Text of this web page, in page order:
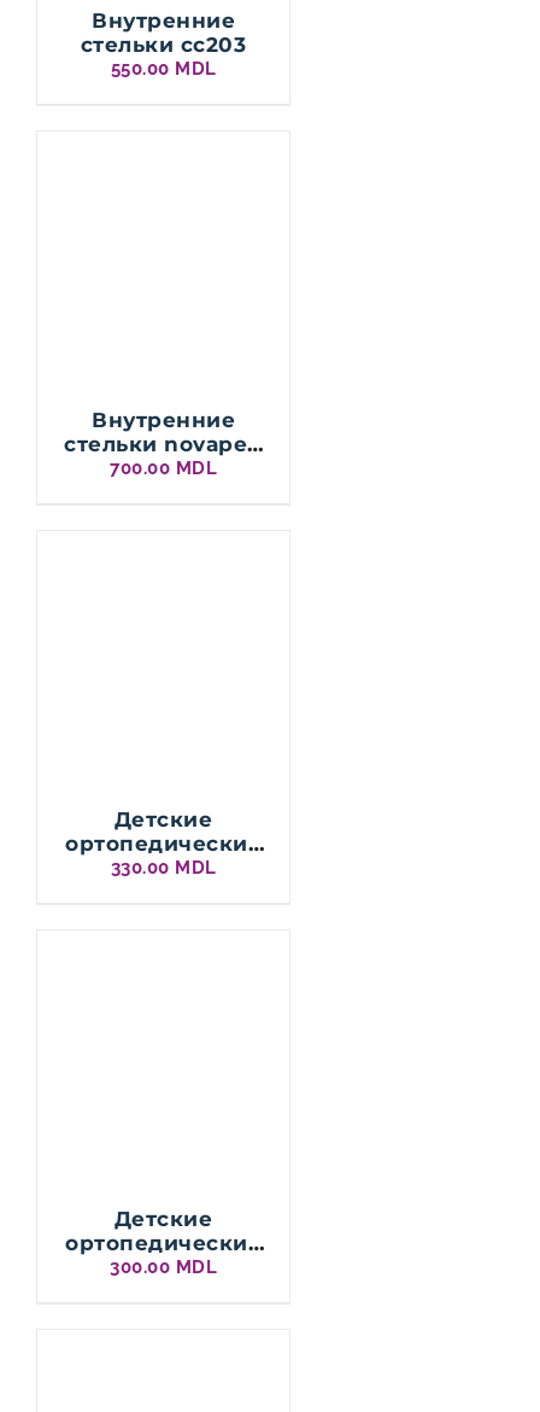
Внутренние
стельки cc203
550.00 MDL
Внутренние
стельки novaped
s90
700.00 MDL
Детские
ортопедические
стельки BASIC
330.00 MDL
Детские
ортопедические
стельки BASIC
300.00 MDL